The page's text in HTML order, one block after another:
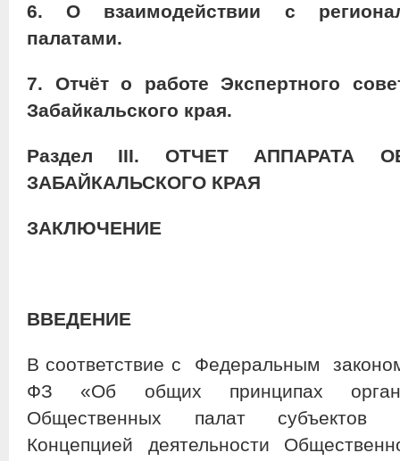
6. О взаимодействии с
палатами.
7. Отчёто работе Экспертного
Забайкальского края.
Раздел III. ОТЧЕТ АППАРАТА
ЗАБАЙКАЛЬСКОГО КРАЯ
ЗАКЛЮЧЕНИЕ
ВВЕДЕНИЕ
В соответствие с Федеральным
ФЗ «Об общих принципах
Общественных палат субъектов
Концепцией деятельности